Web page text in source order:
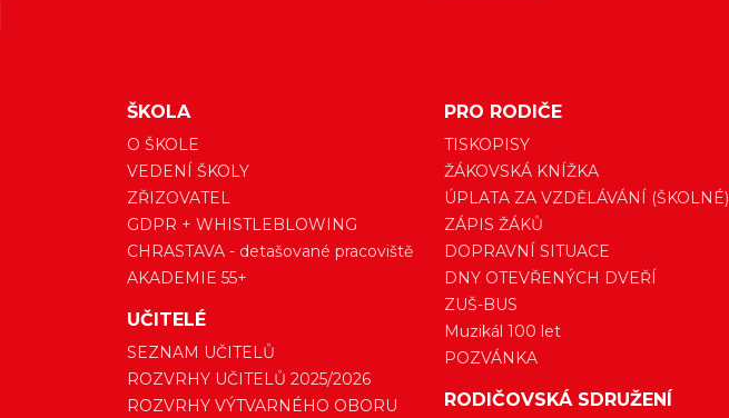
ŠKOLA
O ŠKOLE
VEDENÍ ŠKOLY
ZŘIZOVATEL
GDPR + WHISTLEBLOWING
CHRASTAVA - detašované pracoviště
AKADEMIE 55+
UČITELÉ
SEZNAM UČITELŮ
ROZVRHY UČITELŮ 2025/2026
ROZVRHY VÝTVARNÉHO OBORU
PRO RODIČE
TISKOPISY
ŽÁKOVSKÁ KNÍŽKA
ÚPLATA ZA VZDĚLÁVÁNÍ (ŠKOLNÉ)
ZÁPIS ŽÁKŮ
DOPRAVNÍ SITUACE
DNY OTEVŘENÝCH DVEŘÍ
ZUŠ-BUS
Muzikál 100 let
POZVÁNKA
RODIČOVSKÁ SDRUŽENÍ